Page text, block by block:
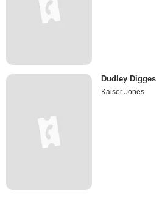
Dudley Digges
Kaiser Jones